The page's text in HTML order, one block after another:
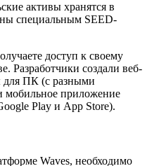
активы хранятся в
специальным SEED-
доступ к своему
Разработчики создали веб-
для ПК (с разными
мобильное приложение
Play и App Store).
Waves, необходимо